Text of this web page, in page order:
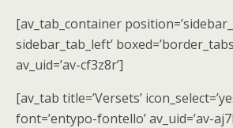
[av_tab_container
sidebar_tab_left’
av_uid=’av-cf3z8r’]
[av_tab title=’Versets’
font=’entypo-fontello’ av_uid=’av-